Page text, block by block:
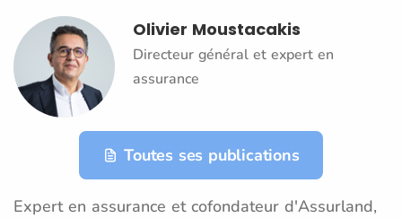
Olivier Moustacakis
Directeur général et expert en
assurance
Toutes ses publications
Expert en assurance et cofondateur d'Assurland,